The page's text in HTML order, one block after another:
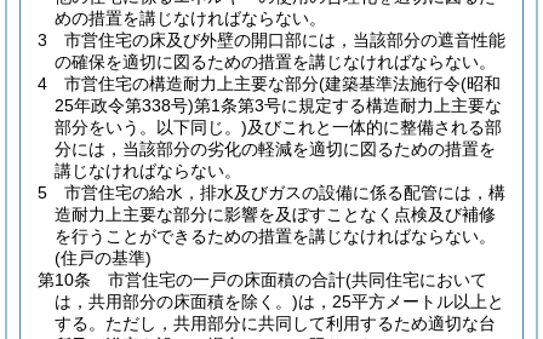
めの措置を講じなければならない。
3
市営住宅の床及び外壁の開口部には，当該部分の遮音性能
の確保を適切に図るための措置を講じなければならない。
4
市営住宅の構造耐力上主要な部分(建築基準法施行令(昭和
25年政令第338号)第1条第3号に規定する構造耐力上主要な
部分をいう。以下同じ。)及びこれと一体的に整備される部
分には，当該部分の劣化の軽減を適切に図るための措置を
講じなければならない。
5
市営住宅の給水，排水及びガスの設備に係る配管には，構
造耐力上主要な部分に影響を及ぼすことなく点検及び補修
を行うことができるための措置を講じなければならない。
(住戸の基準)
第10条
市営住宅の一戸の床面積の合計(共同住宅において
は，共用部分の床面積を除く。)は，25平方メートル以上と
する。 ただし，共用部分に共同して利用するため適切な台